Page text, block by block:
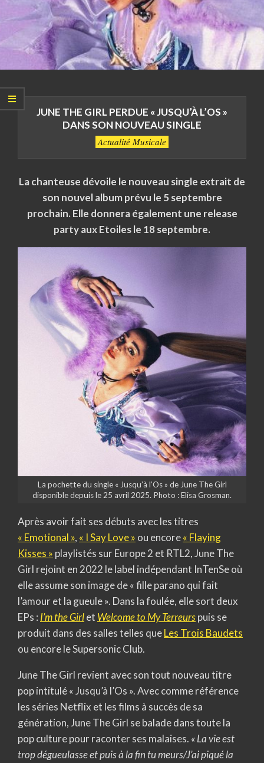
JUNE THE GIRL PERDUE « JUSQU’À L’OS »
DANS SON NOUVEAU SINGLE
Actualité Musicale
La chanteuse dévoile le nouveau single extrait de
son nouvel album prévu le 5 septembre
prochain. Elle donnera également une release
party aux Etoiles le 18 septembre.
La pochette du single « Jusqu’à l’Os » de June The Girl
disponible depuis le 25 avril 2025. Photo : Elisa Grosman.
Après avoir fait ses débuts avec les titres
« Emotional », « I Say Love » ou encore« Flaying
Kisses » playlistés sur Europe 2 et RTL2, June The
Girl rejoint en 2022 le label indépendant InTenSe où
elle assume son image de « fille parano qui fait
l’amour et la gueule ». Dans la foulée, elle sort deux
EPs : I’m the Girlet Welcome to My Terreurspuis se
produit dans des salles telles queLes Trois Baudets
ou encore le Supersonic Club.
June The Girl revient avec son tout nouveau titre
pop intitulé « Jusqu’à l’Os ». Avec comme référence
les séries Netflix et les films à succès de sa
génération, June The Girl se balade dans toute la
pop culture pour raconter ses malaises. « La vie est
trop dégueulasse et puis à la fin tu meurs/J’ai piqué la